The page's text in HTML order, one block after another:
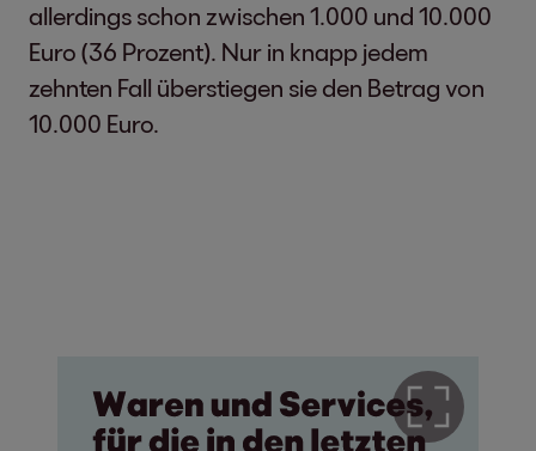
allerdings schon zwischen 1.000 und 10.000
Euro (36 Prozent). Nur in knapp jedem
zehnten Fall überstiegen sie den Betrag von
10.000 Euro.